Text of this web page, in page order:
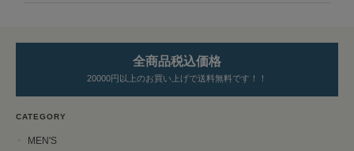
全商品税込価格
20000円以上のお買い上げで送料無料です！！
CATEGORY
MEN'S